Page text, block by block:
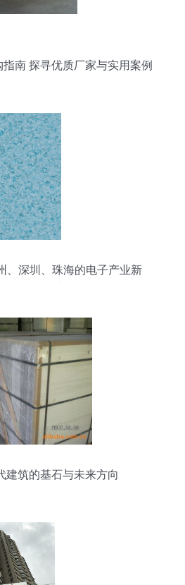
南 探寻优质厂家与实用案例
、深圳、珠海的电子产业新
建筑的基石与未来方向